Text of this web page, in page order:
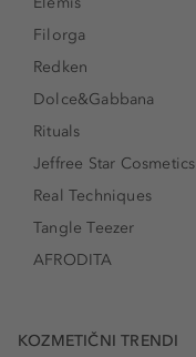
Filorga
Redken
Dolce&Gabbana
Rituals
Jeffree Star Cosmetics
Real Techniques
Tangle Teezer
AFRODITA
KOZMETIČNI TRENDI